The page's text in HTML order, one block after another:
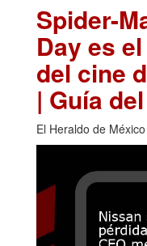
Spider-
Day es
del cine
| Guía
El Heraldo de México